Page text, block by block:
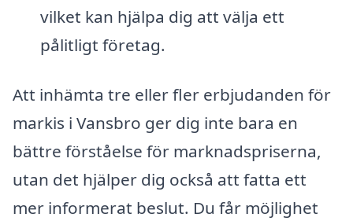
vilket kan hjälpa dig att välja ett
pålitligt företag.
Att inhämta tre eller fler erbjudanden för
markis i Vansbro ger dig inte bara en
bättre förståelse för marknadspriserna,
utan det hjälper dig också att fatta ett
mer informerat beslut. Du får möjlighet